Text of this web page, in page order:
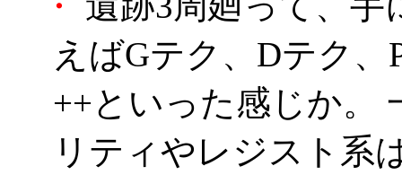
えばGテク、Dテク
++といった感じか。
リティやレジスト系